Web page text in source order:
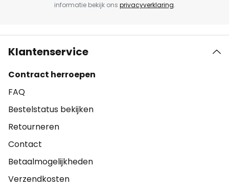
informatie bekijk ons privacyverklaring.
Klantenservice
Contract herroepen
FAQ
Bestelstatus bekijken
Retourneren
Contact
Betaalmogelijkheden
Verzendkosten